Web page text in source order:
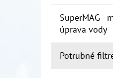
SuperMAG -
úprava vody
Potrubné